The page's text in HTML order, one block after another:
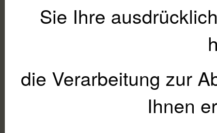
Sie Ihre
die Verarbeitung zur
Ihnen